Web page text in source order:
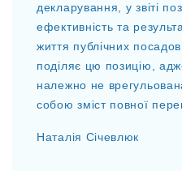
декларування, у звіті
ефективність та
життя публічних
поділяє цю позицію,
належно не
собою зміст повної
Наталія Січевлюк